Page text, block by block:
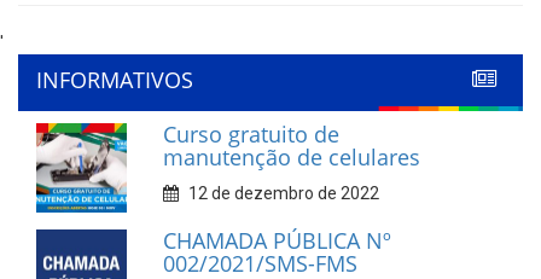
'
INFORMATIVOS
Curso gratuito de
manutenção de celulares
12 de dezembro de 2022
CHAMADA PÚBLICA Nº
002/2021/SMS-FMS